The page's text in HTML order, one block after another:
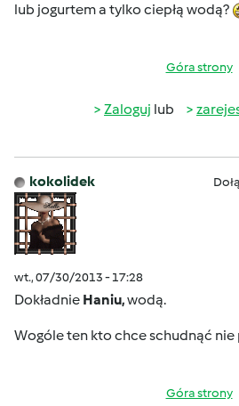
lub jogurtem a tylko ciepłą wodą?
Góra strony
Zaloguj lub
kokolidek
wt., 07/30/2013 - 17:28
Dokładnie Haniu,wodą.
Wogóle ten kto chce schudnąć nie
Góra strony